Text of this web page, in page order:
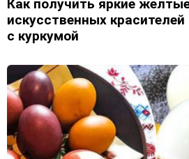
Как получить яркие
искусственных
с куркумой